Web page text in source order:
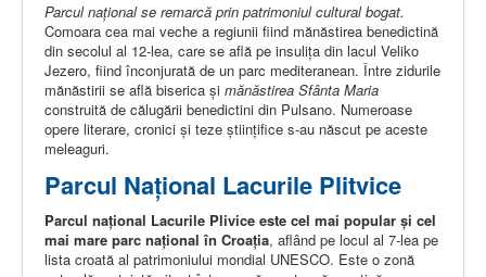
Parcul naţional se remarcă prin patrimoniul cultural bogat.
Comoara cea mai veche a regiunii fiind mănăstirea benedictină
din secolul al 12-lea, care se află pe insuliţa din lacul Veliko
Jezero, fiind înconjurată de un parc mediteranean. Între zidurile
mănăstirii se află biserica şi mănăstirea Sfânta Maria
construită de călugării benedictini din Pulsano. Numeroase
opere literare, cronici şi teze ştiinţifice s-au născut pe aceste
meleaguri.
Parcul Național Lacurile Plitvice
Parcul național Lacurile Plivice este cel mai popular şi cel
mai mare parc naţional în Croaţia, aflând pe locul al 7-lea pe
lista croată al patrimoniului mondial UNESCO. Este o zonă